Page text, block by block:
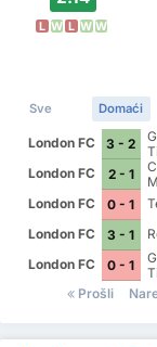
L W L W W
Sve Domaći
London FC 3 - 2
London FC
2 - 1
London FC
0 - 1
London FC
3 - 1
London FC
0 - 1
Prošli